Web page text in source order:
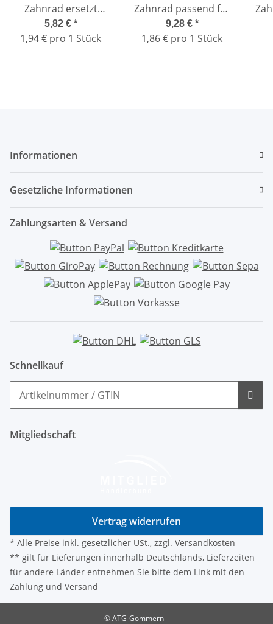
Zahnrad ersetzt
Briggs & Stratton
280104 497595 16
5,82 € *
1,94 € pro 1 Stück
Zahnrad passend für
Briggs & Stratton
280104 497595 16
9,28 € *
1,86 € pro 1 Stück
Informationen
Gesetzliche Informationen
Zahlungsarten & Versand
Schnellkauf
Mitgliedschaft
Vertrag widerrufen
* Alle Preise inkl. gesetzlicher USt., zzgl. Versandkosten
** gilt für Lieferungen innerhalb Deutschlands, Lieferzeiten
für andere Länder entnehmen Sie bitte dem Link mit den
Zahlung und Versand
© ATG-Gommern